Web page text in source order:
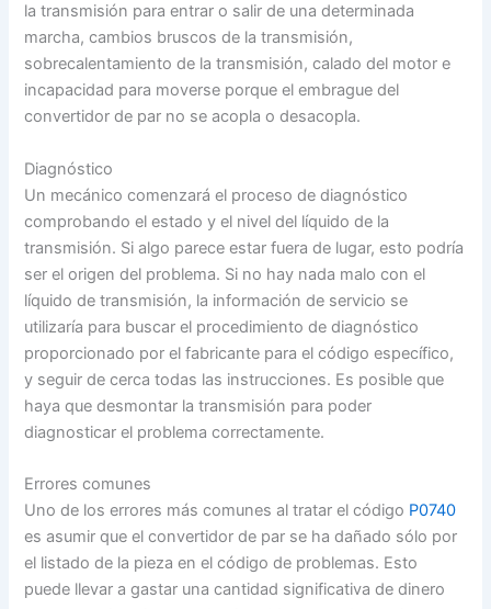
la transmisión para entrar o salir de una determinada
marcha, cambios bruscos de la transmisión,
sobrecalentamiento de la transmisión, calado del motor e
incapacidad para moverse porque el embrague del
convertidor de par no se acopla o desacopla.
Diagnóstico
Un mecánico comenzará el proceso de diagnóstico
comprobando el estado y el nivel del líquido de la
transmisión. Si algo parece estar fuera de lugar, esto podría
ser el origen del problema. Si no hay nada malo con el
líquido de transmisión, la información de servicio se
utilizaría para buscar el procedimiento de diagnóstico
proporcionado por el fabricante para el código específico,
y seguir de cerca todas las instrucciones. Es posible que
haya que desmontar la transmisión para poder
diagnosticar el problema correctamente.
Errores comunes
Uno de los errores más comunes al tratar el código P0740
es asumir que el convertidor de par se ha dañado sólo por
el listado de la pieza en el código de problemas. Esto
puede llevar a gastar una cantidad significativa de dinero